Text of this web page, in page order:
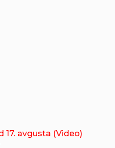
17. avgusta (Video)